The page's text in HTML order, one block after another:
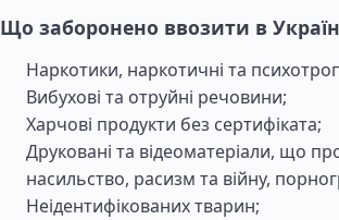
Що заборонено ввозити в
Наркотики, наркотичні та
Вибухові та отруйні речовини;
Харчові продукти без сертифіката;
Друковані та відеоматеріали, що
насильство, расизм та війну,
Неідентифікованих тварин;